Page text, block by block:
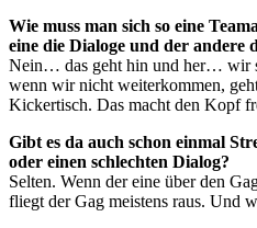
Wie muss man sich so eine
eine die Dialoge und der andere
Nein… das geht hin und her… wir
wenn wir nicht weiterkommen,
Kickertisch. Das macht den Kopf
Gibt es da auch schon einmal
oder einen schlechten Dialog?
Selten. Wenn der eine über den
fliegt der Gag meistens raus. Und